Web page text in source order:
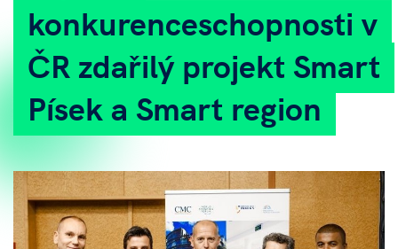
konkurenceschopnosti v
ČR zdařilý projekt Smart
Písek a Smart region